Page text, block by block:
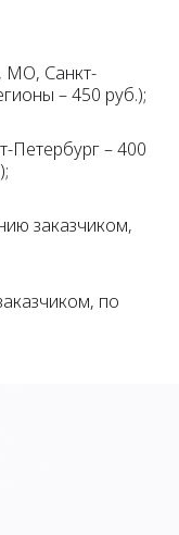
МО, Санкт-
– 450 руб.);
– 400
заказчиком,
по